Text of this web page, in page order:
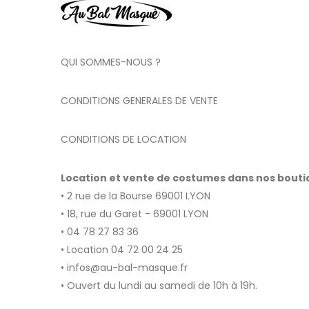
QUI SOMMES-NOUS ?
CONDITIONS GENERALES DE VENTE
CONDITIONS DE LOCATION
Location et vente de costumes dans nos
• 2 rue de la Bourse 69001 LYON
• 18, rue du Garet - 69001 LYON
• 04 78 27 83 36
• Location 04 72 00 24 25
• infos@au-bal-masque.fr
• Ouvert du lundi au samedi de 10h à 19h.